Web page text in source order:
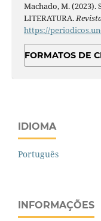
Machado, M. (2023).
LITERATURA.
https://
FORMATOS DE
IDIOMA
Português
INFORMAÇÕES